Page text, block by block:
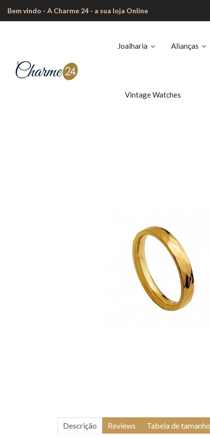
Bem vindo - A Charme 24 - a sua loja Online
Joalharia Alianças
Vintage Watches
Descrição Reviews Tabela de